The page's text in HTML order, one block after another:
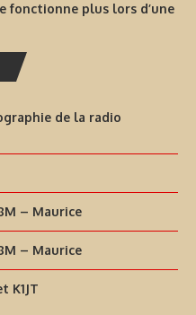
fonctionne plus lors d’une
de la radio
– Maurice
– Maurice
K1JT